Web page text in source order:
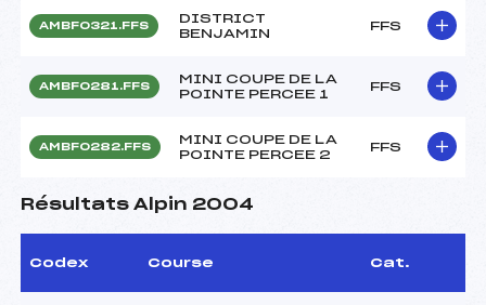
AMBF0321.FFS
DISTRICT
BENJAMIN
FFS
AMBF0281.FFS
MINI COUPE DE LA
POINTE PERCEE 1
FFS
AMBF0282.FFS
MINI COUPE DE LA
POINTE PERCEE 2
FFS
Résultats Alpin 2004
Codex Course Cat.